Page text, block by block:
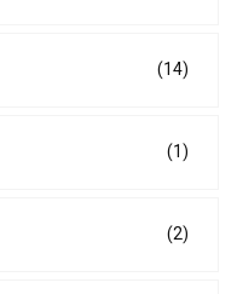
(14)
(1)
(2)